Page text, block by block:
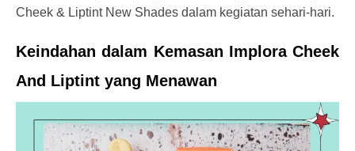
Cheek & Liptint New Shades dalam kegiatan sehari-hari.
Keindahan dalam Kemasan Implora Cheek
And Liptint yang Menawan